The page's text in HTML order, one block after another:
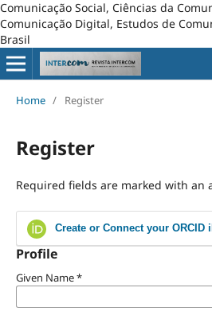
Comunicação Social, Ciências da
Comunicação Digital, Estudos de
Brasil
Home / Register
Register
Required fields are marked with an
Create or Connect your ORCID
Profile
Given Name*